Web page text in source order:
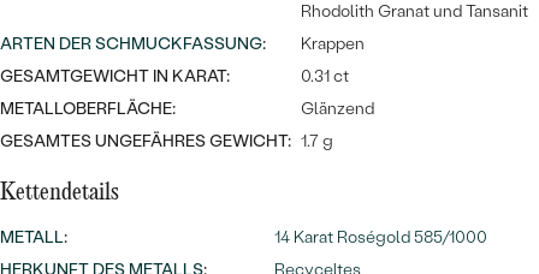
Wave Kollektion
ANSEHEN
Rhodolith Granat und Tansanit
ARTEN DER SCHMUCKFASSUNG:
Krappen
GESAMTGEWICHT IN KARAT:
0.31 ct
METALLOBERFLÄCHE:
Glänzend
GESAMTES UNGEFÄHRES GEWICHT: 1.7 g
Kettendetails
METALL:
14 Karat Roségold 585/1000
HERKUNFT DES METALLS:
Recyceltes